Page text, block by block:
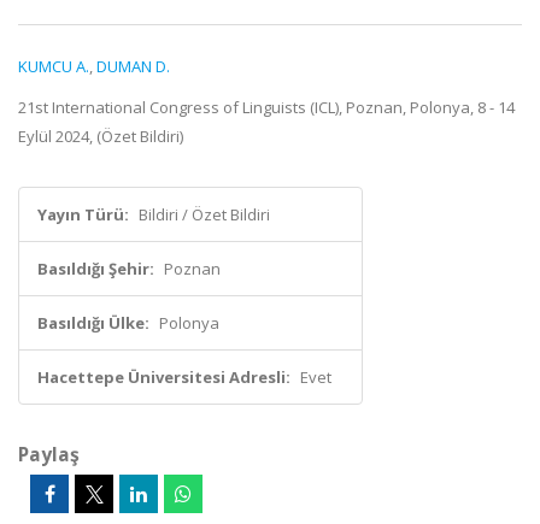
KUMCU A.,DUMAN D.
21st International Congress of Linguists (ICL), Poznan, Polonya, 8 - 14
Eylül 2024, (Özet Bildiri)
Yayın Türü: Bildiri / Özet Bildiri
Basıldığı Şehir: Poznan
Basıldığı Ülke: Polonya
Hacettepe Üniversitesi Adresli: Evet
Paylaş